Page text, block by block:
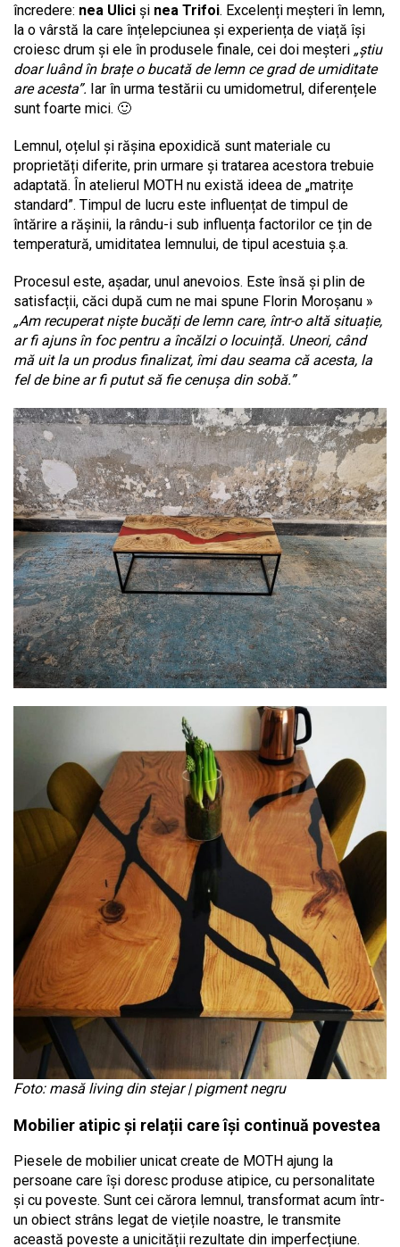
încredere: nea Ulici și nea Trifoi. Excelenți meșteri în lemn,
la o vârstă la care înțelepciunea și experiența de viață își
croiesc drum și ele în produsele finale, cei doi meșteri „știu
doar luând în brațe o bucată de lemn ce grad de umiditate
are acesta”. Iar în urma testării cu umidometrul, diferențele
sunt foarte mici. 🙂
Lemnul, oțelul și rășina epoxidică sunt materiale cu
proprietăți diferite, prin urmare și tratarea acestora trebuie
adaptată. În atelierul MOTH nu există ideea de „matrițe
standard”. Timpul de lucru este influențat de timpul de
întărire a rășinii, la rându-i sub influența factorilor ce țin de
temperatură, umiditatea lemnului, de tipul acestuia ș.a.
Procesul este, așadar, unul anevoios. Este însă și plin de
satisfacții, căci după cum ne mai spune Florin Moroșanu »
„Am recuperat niște bucăți de lemn care, într-o altă situație,
ar fi ajuns în foc pentru a încălzi o locuință. Uneori, când
mă uit la un produs finalizat, îmi dau seama că acesta, la
fel de bine ar fi putut să fie cenușa din sobă.”
Foto: masă living din stejar | pigment negru
Mobilier atipic și relații care își continuă povestea
Piesele de mobilier unicat create de MOTH ajung la
persoane care își doresc produse atipice, cu personalitate
și cu poveste. Sunt cei cărora lemnul, transformat acum într-
un obiect strâns legat de viețile noastre, le transmite
această poveste a unicității rezultate din imperfecțiune.